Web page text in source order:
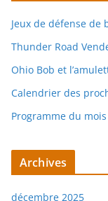
Jeux de défense de
Thunder Road
Ohio Bob et
Calendrier des
Programme du mois
Archives
décembre 2025